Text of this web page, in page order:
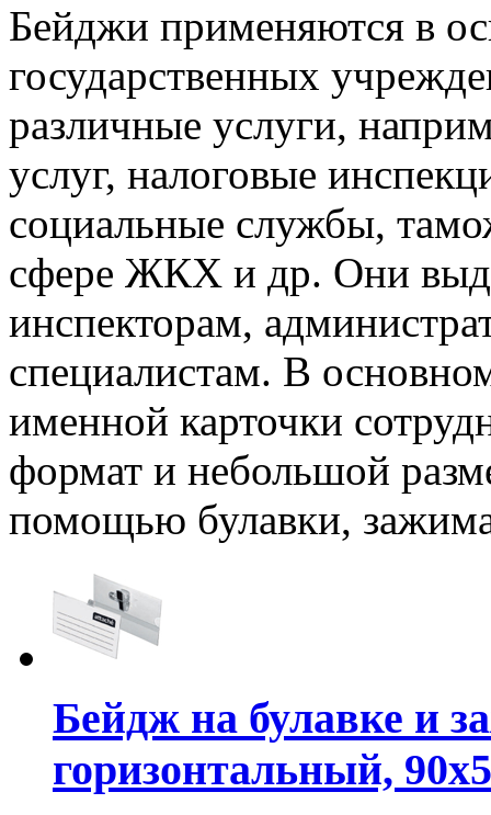
Бейджи применяются в
государственных
различные услуги,
услуг, налоговые
социальные службы,
сфере ЖКХ и др. Они
инспекторам,
специалистам. В
именной карточки
формат и небольшой
помощью булавки,
Бейдж на булавке и
горизонтальный,